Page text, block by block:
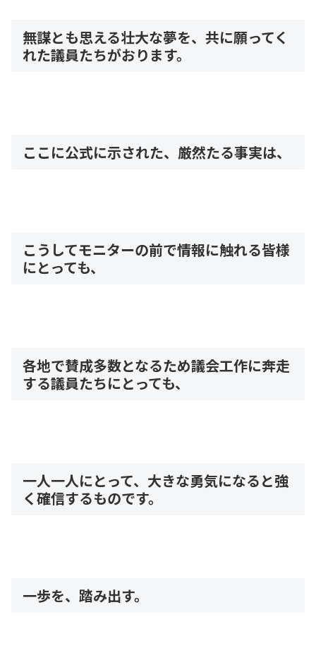
無謀とも思える壮大な夢を、共に願ってく
れた議員たちがおります。
ここに公式に示された、厳然たる事実は、
こうしてモニターの前で情報に触れる皆様
にとっても、
各地で賛成多数となるため議会工作に奔走
する議員たちにとっても、
一人一人にとって、大きな勇気になると強
く確信するものです。
一歩を、踏み出す。